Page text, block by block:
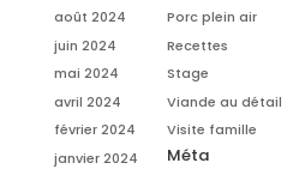
août 2024
juin 2024
mai 2024
avril 2024
février 2024
janvier 2024
Porc plein air
Recettes
Stage
Viande au détail
Visite famille
Méta